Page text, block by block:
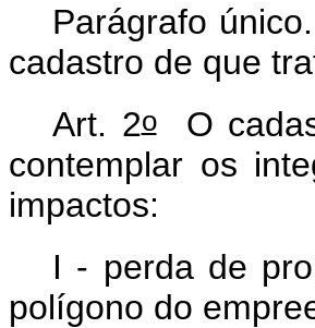
Parágrafo
cadastro de que
Art. 2oO
contemplar os
impactos:
I - perda de
polígono do